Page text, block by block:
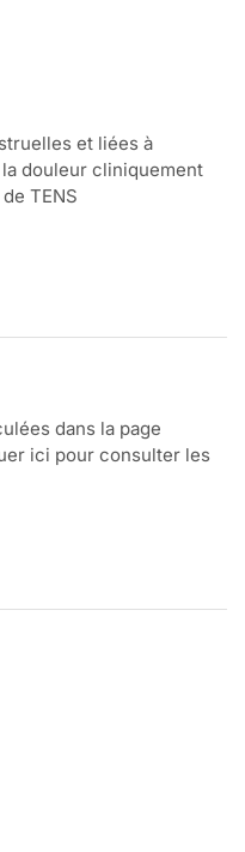
et liées à
douleur cliniquement
TENS
dans la page
ici pour consulter les